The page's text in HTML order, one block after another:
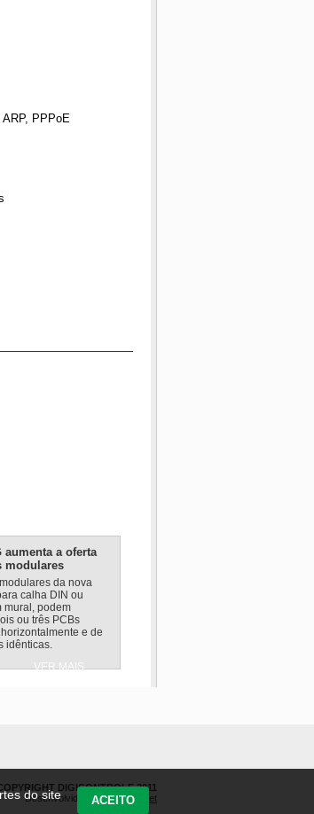
PPPoE
aumenta a oferta
modulares
da nova
calha DIN ou
mural, podem
ou três PCBs
e de
idênticas.
VER MAIS
DIGICONTROLE 2011
Desenvolvido porSimbiotic.net
do site
ACEITO